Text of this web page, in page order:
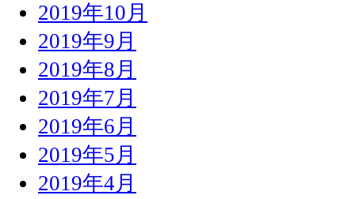
2019年10月
2019年9月
2019年8月
2019年7月
2019年6月
2019年5月
2019年4月